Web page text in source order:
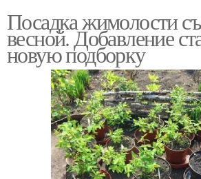
Посадка жимолости
весной. Добавление
новую подборку